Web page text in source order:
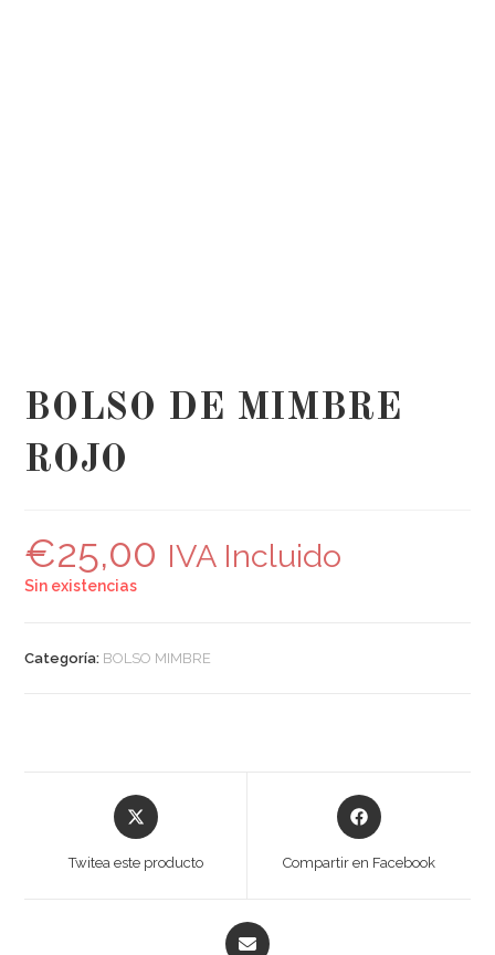
BOLSO DE MIMBRE
ROJO
€25,00 IVA Incluido
Sin existencias
Categoría: BOLSO MIMBRE
Twitea este producto Compartir en Facebook